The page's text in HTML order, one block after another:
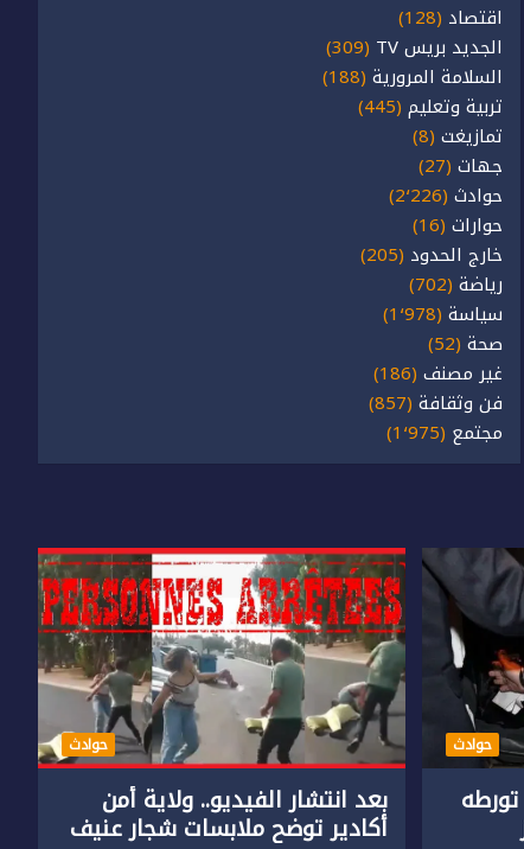
اقتصاد (128)
الجديد بريس TV
(309)
السلامة المرورية (188)
تربية وتعليم (445)
تمازيغت (8)
جهات (27)
حوادث (2٬226)
حوارات (16)
خارج الحدود (205)
رياضة (702)
سياسة (1٬978)
صحة (52)
غير مصنف (186)
فن وثقافة (857)
مجتمع (1٬975)
حوادث حوادث
بعد انتشار الفيديو.. ولاية أمن
أكادير توضح ملابسات شجار عنيف